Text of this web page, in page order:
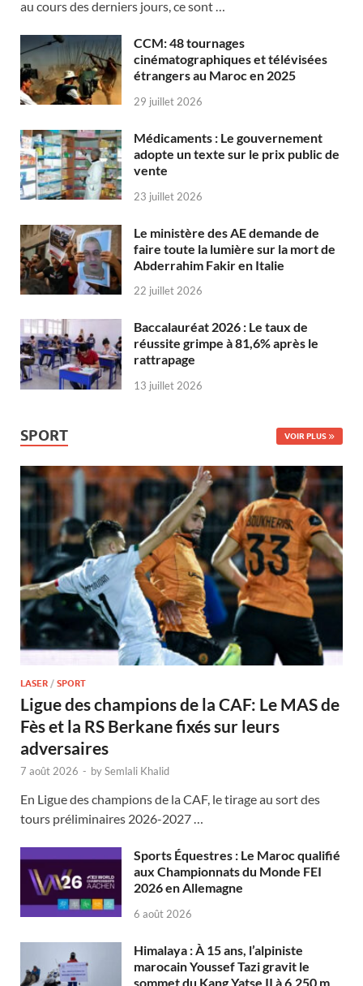
au cours des derniers jours, ce sont …
CCM: 48 tournages
cinématographiques et télévisées
étrangers au Maroc en 2025
29 juillet 2026
Médicaments : Le gouvernement
adopte un texte sur le prix public de
vente
23 juillet 2026
Le ministère des AE demande de
faire toute la lumière sur la mort de
Abderrahim Fakir en Italie
22 juillet 2026
Baccalauréat 2026 : Le taux de
réussite grimpe à 81,6% après le
rattrapage
13 juillet 2026
SPORT VOIR PLUS
LASER / SPORT
Ligue des champions de la CAF: Le MAS de
Fès et la RS Berkane fixés sur leurs
adversaires
7 août 2026 - bySemlali Khalid
En Ligue des champions de la CAF, le tirage au sort des
tours préliminaires 2026-2027 …
Sports Équestres : Le Maroc qualifié
aux Championnats du Monde FEI
2026 en Allemagne
6 août 2026
Himalaya : À 15 ans, l’alpiniste
marocain Youssef Tazi gravit le
sommet du Kang Yatse II à 6.250 m